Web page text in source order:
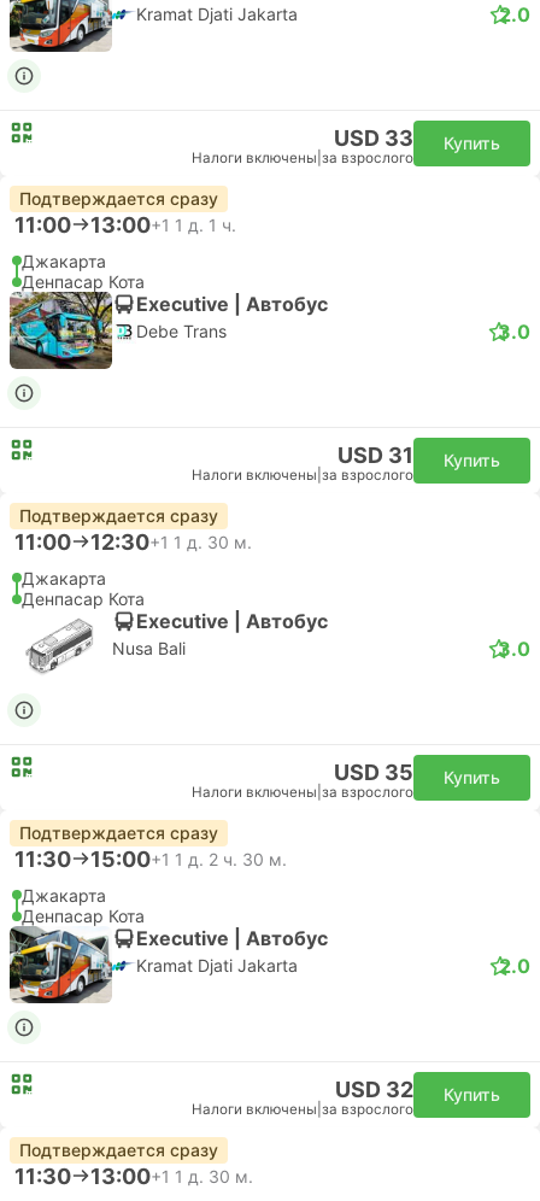
Kramat Djati Jakarta 2.0
USD 33
Налоги включены за взрослого
Купить
Подтверждается сразу
11:00 13:00+1 1 д. 1 ч.
Джакарта
Денпасар Кота
Executive | Автобус
Debe Trans 3.0
USD 31
Налоги включены за взрослого
Купить
Подтверждается сразу
11:00 12:30+1 1 д. 30 м.
Джакарта
Денпасар Кота
Executive | Автобус
Nusa Bali 3.0
USD 35
Налоги включены за взрослого
Купить
Подтверждается сразу
11:30 15:00+1 1 д. 2 ч. 30 м.
Джакарта
Денпасар Кота
Executive | Автобус
Kramat Djati Jakarta 2.0
USD 32
Налоги включены за взрослого
Купить
Подтверждается сразу
11:30 13:00+1 1 д. 30 м.